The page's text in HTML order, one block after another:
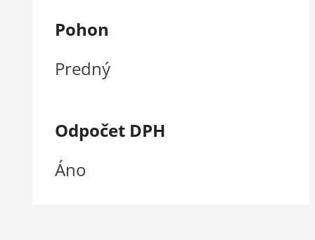
Pohon
Predný
Odpočet DPH
Áno